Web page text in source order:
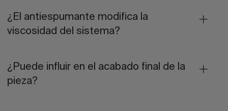
¿El antiespumante modifica la
viscosidad del sistema?
¿Puede influir en el acabado final de la
pieza?